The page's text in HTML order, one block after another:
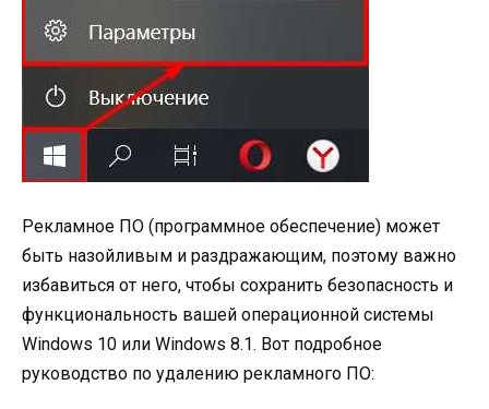
Рекламное ПО (программное обеспечение) может
быть назойливым и раздражающим, поэтому важно
избавиться от него, чтобы сохранить безопасность и
функциональность вашей операционной системы
Windows 10 или Windows 8.1. Вот подробное
руководство по удалению рекламного ПО: